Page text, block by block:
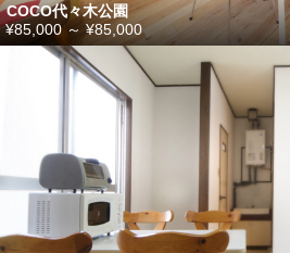
COCO代々木公園
¥85,000～ ¥85,000